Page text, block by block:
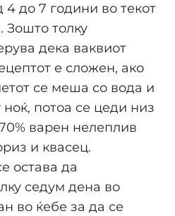
4 до 7 години во текот
Зошто толку
дека ваквиот
е сложен, ако
се меша со вода и
потоа се цеди низ
варен нелеплив
и квасец.
остава да
седум дена во
во ќебе за да се